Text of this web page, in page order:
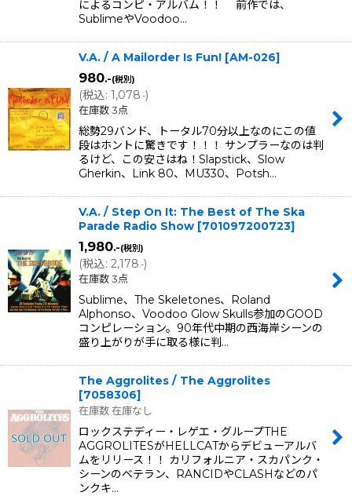
によるコンピ・アルバム！！ 前作では、
SublimeやVoodoo…
V.A. / A Mailorder Is Fun! [AM-026]
980.-(税別)
(税込: 1,078.-)
在庫数 3点
総勢29バンド、トータル70分以上なのにこの値
段はホントに驚きです！！！ サンプラーなのは判
るけど、この安さはね！Slapstick、Slow
Gherkin、Link 80、MU330、Potsh…
V.A. / Step On It: The Best of The Ska
Parade Radio Show [701097200723]
1,980.-(税別)
(税込: 2,178.-)
在庫数 3点
Sublime、The Skeletones、Roland
Alphonso、Voodoo Glow Skulls参加のGOOD
コンピレーション。90年代中期の西海岸シーンの
盛り上がりが手に取る様に判…
The Aggrolites / The Aggrolites
[7058306]
在庫数 在庫なし
ロックステディー・レゲエ・グループTHE
AGGROLITESがHELLCATからデビューアルバ
ムをリリース！！ カリフォルニア・スカパンク・
シーンのベテラン、RANCIDやCLASHなどのパ
ンクキ…